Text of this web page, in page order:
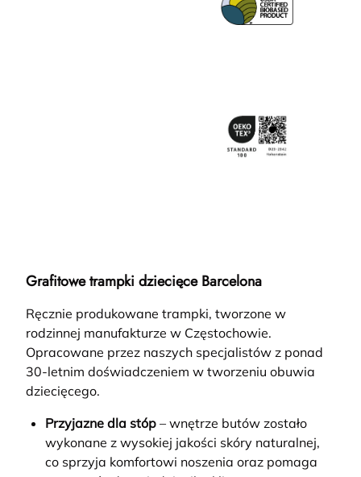
Grafitowe trampki dziecięce Barcelona
Ręcznie produkowane trampki, tworzone w
rodzinnej manufakturze w Częstochowie.
Opracowane przez naszych specjalistów z ponad
30-letnim doświadczeniem w tworzeniu obuwia
dziecięcego.
Przyjazne dla stóp – wnętrze butów zostało
wykonane z wysokiej jakości skóry naturalnej,
co sprzyja komfortowi noszenia oraz pomaga